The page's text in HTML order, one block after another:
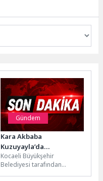
Gündem
Kara Akbaba
Kuzuyayla’da
görüntülendi
Kocaeli Büyükşehir
Belediyesi tarafından